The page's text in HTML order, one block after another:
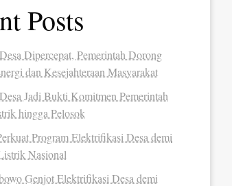
Posts
Dipercepat, Pemerintah Dorong
dan Kesejahteraan Masyarakat
Jadi Bukti Komitmen Pemerintah
hingga Pelosok
Program Elektrifikasi Desa demi
Nasional
Genjot Elektrifikasi Desa demi